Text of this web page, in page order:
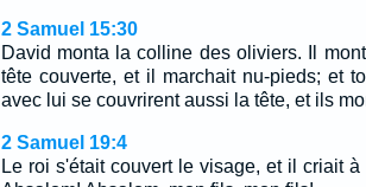
2 Samuel 15:30
David monta la colline des oliviers. Il
tête couverte, et il marchait nu-pieds; et
avec lui se couvrirent aussi la tête, et ils
2 Samuel 19:4
Le roi s'était couvert le visage, et il criait